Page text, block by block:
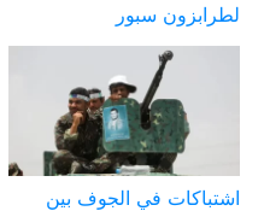
لطرابزون سبور
اشتباكات في الجوف بين